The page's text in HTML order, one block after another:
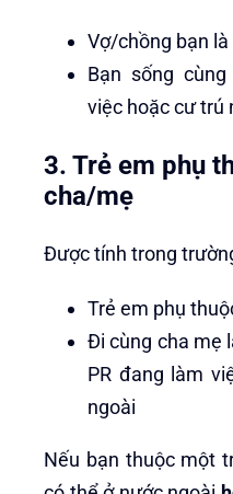
Vợ/chồng bạn là
Bạn sống
việc hoặc cư trú
3. Trẻ em phụ
cha/mẹ
Được tính trong
Trẻ em phụ
Đi cùng cha mẹ
PR đang làm
ngoài
Nếu bạn thuộc một